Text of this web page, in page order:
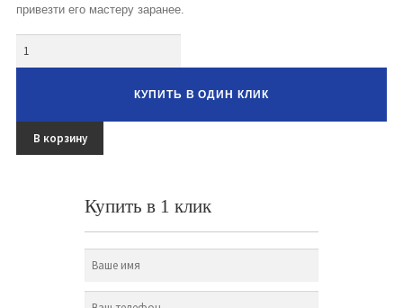
Съедобные Боксы Ящики
привезти его мастеру заранее.
КУПИТЬ В ОДИН КЛИК
В корзину
Купить в 1 клик